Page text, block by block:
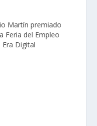
Martín premiado
Feria del Empleo
Era Digital